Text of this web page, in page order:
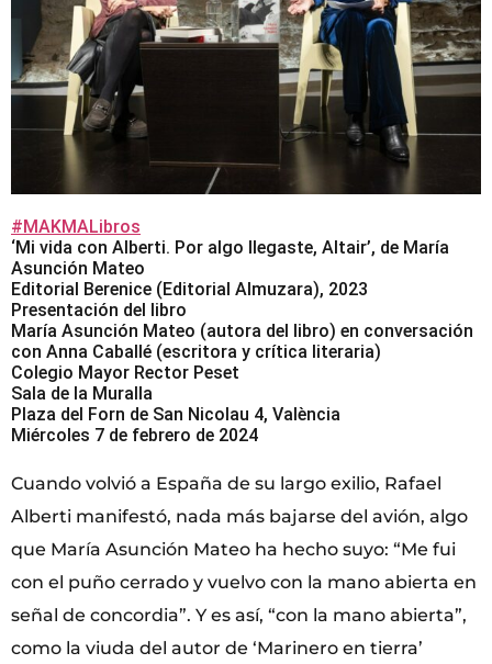
#MAKMALibros
‘Mi vida con Alberti. Por algo llegaste, Altair’, de María
Asunción Mateo
Editorial Berenice (Editorial Almuzara), 2023
Presentación del libro
María Asunción Mateo (autora del libro) en conversación
con Anna Caballé (escritora y crítica literaria)
Colegio Mayor Rector Peset
Sala de la Muralla
Plaza del Forn de San Nicolau 4, València
Miércoles 7 de febrero de 2024
Cuando volvió a España de su largo exilio, Rafael
Alberti manifestó, nada más bajarse del avión, algo
que María Asunción Mateo ha hecho suyo: “Me fui
con el puño cerrado y vuelvo con la mano abierta en
señal de concordia”. Y es así, “con la mano abierta”,
como la viuda del autor de ‘Marinero en tierra’